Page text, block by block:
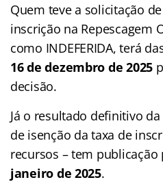
Quem teve a solicitação
inscrição na Repescagem
como INDEFERIDA, terá
16 de dezembro de 2025
decisão.
Já o resultado definitivo
de isenção da taxa de
recursos – tem publicação
janeiro de 2025.